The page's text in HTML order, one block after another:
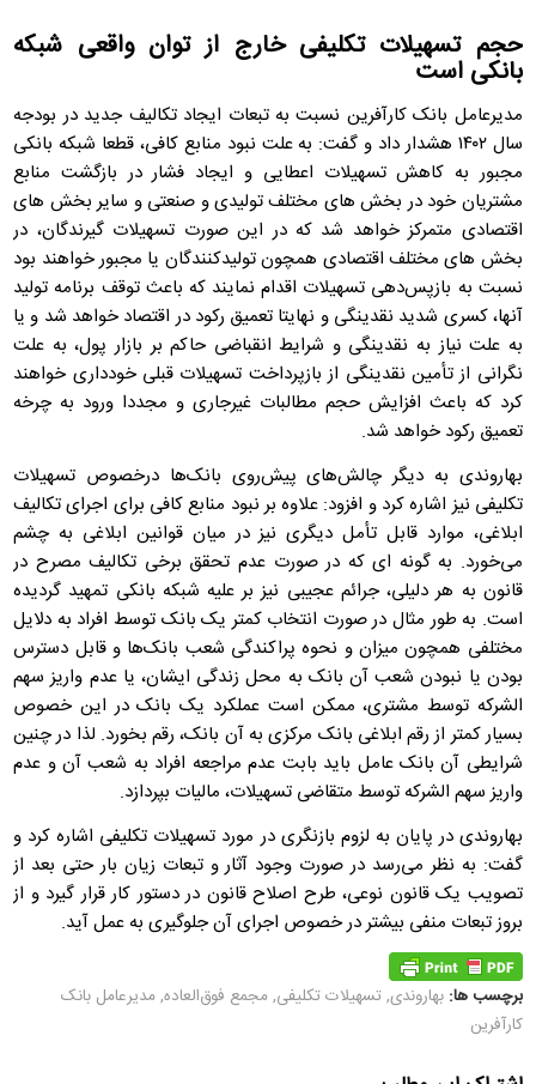
حجم تسهیلات تکلیفی خارج از توان واقعی شبکه
بانکی است
مدیرعامل بانک کارآفرین نسبت به تبعات ایجاد تکالیف جدید در بودجه
سال ۱۴۰۲ هشدار داد و گفت: به علت نبود منابع کافی، قطعا شبکه بانکی
مجبور به کاهش تسهیلات اعطایی و ایجاد فشار در بازگشت منابع
مشتریان خود در بخش های مختلف تولیدی و صنعتی و سایر بخش های
اقتصادی متمرکز خواهد شد که در این صورت تسهیلات گیرندگان، در
بخش های مختلف اقتصادی همچون تولیدکنندگان یا مجبور خواهند بود
نسبت به بازپس‌دهی تسهیلات اقدام نمایند که باعث توقف برنامه تولید
آنها، کسری شدید نقدینگی و نهایتا تعمیق رکود در اقتصاد خواهد شد و یا
به علت نیاز به نقدینگی و شرایط انقباضی حاکم بر بازار پول، به علت
نگرانی از تأمین نقدینگی از بازپرداخت تسهیلات قبلی خودداری خواهند
کرد که باعث افزایش حجم مطالبات غیرجاری و مجددا ورود به چرخه
تعمیق رکود خواهد شد.
بهاروندی به دیگر چالش‌های پیش‌روی بانک‌ها درخصوص تسهیلات
تکلیفی نیز اشاره کرد و افزود: علاوه بر نبود منابع کافی برای اجرای تکالیف
ابلاغی، موارد قابل تأمل دیگری نیز در میان قوانین ابلاغی به چشم
می‌خورد. به گونه ای که در صورت عدم تحقق برخی تکالیف مصرح در
قانون به هر دلیلی، جرائم عجیبی نیز بر علیه شبکه بانکی تمهید گردیده
است. به طور مثال در صورت انتخاب کمتر یک بانک توسط افراد به دلایل
مختلفی همچون میزان و نحوه پراکندگی شعب بانک‌ها و قابل دسترس
بودن یا نبودن شعب آن بانک به محل زندگی ایشان، یا عدم واریز سهم
الشرکه توسط مشتری، ممکن است عملکرد یک بانک در این خصوص
بسیار کمتر از رقم ابلاغی بانک مرکزی به آن بانک، رقم بخورد. لذا در چنین
شرایطی آن بانک عامل باید بابت عدم مراجعه افراد به شعب آن و عدم
واریز سهم الشرکه توسط متقاضی تسهیلات، مالیات بپردازد.
بهاروندی در پایان به لزوم بازنگری در مورد تسهیلات تکلیفی اشاره کرد و
گفت: به نظر می‌رسد در صورت وجود آثار و تبعات زیان بار حتی بعد از
تصویب یک قانون نوعی، طرح اصلاح قانون در دستور کار قرار گیرد و از
بروز تبعات منفی بیشتر در خصوص اجرای آن جلوگیری به عمل آید.
برچسب ها: بهاروندی,تسهیلات تکلیفی, مجمع فوق‌العاده, مدیرعامل بانک
کارآفرین